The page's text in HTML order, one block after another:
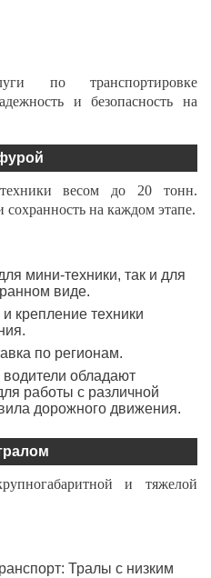
по транспортировке
и безопасность на
весом до 20 тонн.
сохранность на каждом этапе.
мини-техники, так и для
виде.
крепление техники
по регионам.
обладают
работы с различной
дорожного движения.
и тяжелой
Тралы с низким